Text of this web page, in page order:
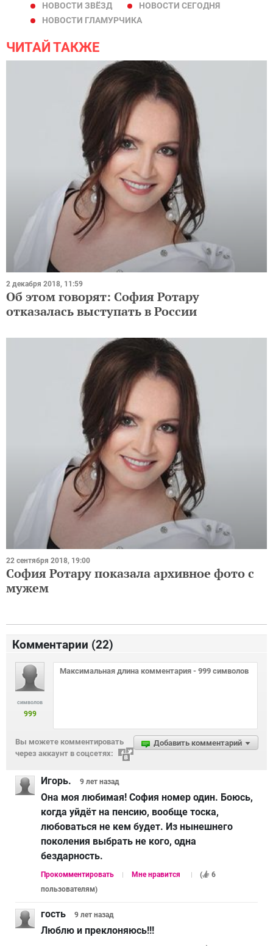
НОВОСТИ ЗВЁЗД
НОВОСТИ СЕГОДНЯ
НОВОСТИ ГЛАМУРЧИКА
ЧИТАЙ ТАКЖЕ
2 декабря 2018, 11:59
Об этом говорят: София Ротару
отказалась выступать в России
22 сентября 2018, 19:00
София Ротару показала архивное фото с
мужем
Комментарии (22)
символов
999
Добавить комментарий
Вы можете комментировать
через аккаунт в соцсетях:
Игорь. 9 лет назад
Она моя любимая! София номер один. Боюсь,
когда уйдёт на пенсию, вообще тоска,
любоваться не кем будет. Из нынешнего
поколения выбрать не кого, одна
бездарность.
Прокомментировать Мне нравится (
6
пользователям)
гость 9 лет назад
Люблю и преклоняюсь!!!